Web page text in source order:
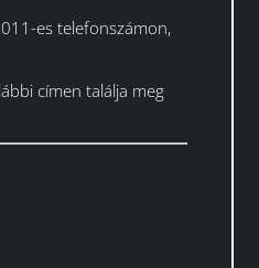
es telefonszámon,
címen találja meg